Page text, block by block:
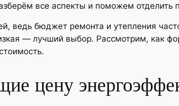
все аспекты и поможем отделить
ведь бюджет ремонта и утепления
— лучший выбор. Рассмотрим, как
цену